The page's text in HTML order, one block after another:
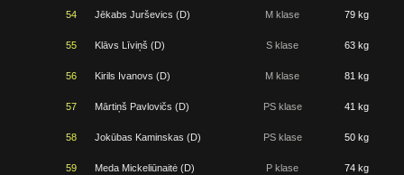
54 Jēkabs Jurševics (D) M klase 79 kg
55 Klāvs Līviņš (D) S klase 63 kg
56 Kirils Ivanovs (D) M klase 81 kg
57 Mārtiņš Pavlovičs (D) PS klase 41 kg
58 Jokūbas Kaminskas (D) PS klase 50 kg
59 Meda Mickeliūnaitė (D) P klase 74 kg